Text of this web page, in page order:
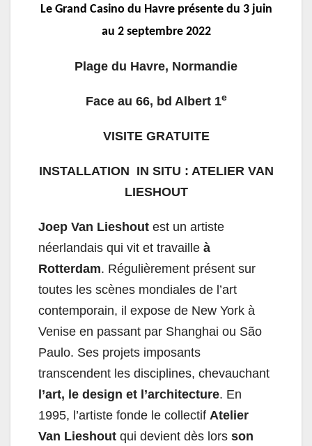
Le Grand Casino du Havre présente du 3 juin
au 2 septembre 2022
Plage du Havre, Normandie
Face au 66, bd Albert 1e
VISITE GRATUITE
INSTALLATION IN SITU : ATELIER VAN
LIESHOUT
Joep Van Lieshout est un artiste
néerlandais qui vit et travaille à
Rotterdam. Régulièrement présent sur
toutes les scènes mondiales de l’art
contemporain, il expose de New York à
Venise en passant par Shanghai ou São
Paulo. Ses projets imposants
transcendent les disciplines, chevauchant
l’art, le design et l’architecture. En
1995, l’artiste fonde le collectif Atelier
Van Lieshout qui devient dès lors son